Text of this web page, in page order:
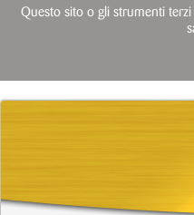
Questo sito o gli strumenti